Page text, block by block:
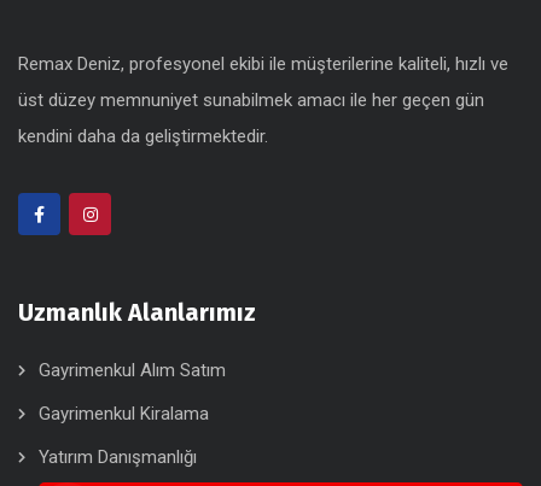
Remax Deniz, profesyonel ekibi ile müşterilerine kaliteli, hızlı ve
üst düzey memnuniyet sunabilmek amacı ile her geçen gün
kendini daha da geliştirmektedir.
Uzmanlık Alanlarımız
Gayrimenkul Alım Satım
Gayrimenkul Kiralama
Yatırım Danışmanlığı